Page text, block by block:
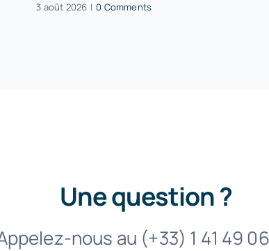
3 août 2026 | 0 Comments
Une question ?
nous au (+33) 1 41 49